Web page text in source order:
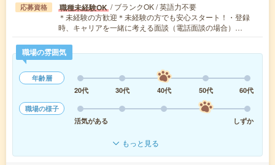
応募資格 職種未経験OK / ブランクOK / 英語力不要
＊未経験の方歓迎＊未経験の方でも安心スタート！・登録
時、キャリアを一緒に考える面談（電話面談の場合）…
職場の雰囲気
年齢層
20代
30代 40代 50代
60代
職場の様子
活気がある
しずか
もっと見る